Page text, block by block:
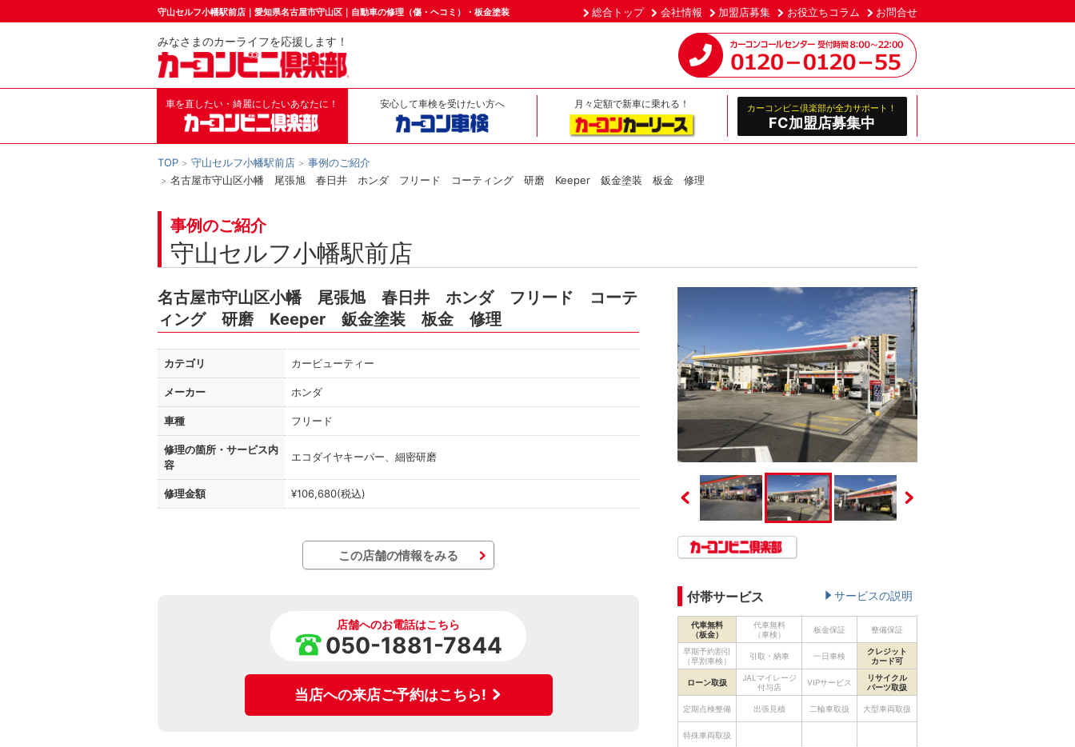
守山セルフ小幡駅前店｜愛知県名古屋市守山区｜自動車の修理（傷・ヘコミ）・板金塗装 総合トップ 会社情報 加盟店募集 お役立ちコラム お問合せ
みなさまのカーライフを応援します！
車を直したい・綺麗にしたいあなたに！ 安心して車検を受けたい方へ 月々定額で新車に乗れる！ カーコンビニ倶楽部が全力サポート！
FC加盟店募集中
TOP 守山セルフ小幡駅前店
事例のご紹介
名古屋市守山区小幡 尾張旭 春日井 ホンダ フリード コーティング 研磨 Keeper 鈑金塗装 板金 修理
事例のご紹介
守山セルフ小幡駅前店
名古屋市守山区小幡 尾張旭 春日井 ホンダ フリード コーテ
ィング 研磨 Keeper 鈑金塗装 板金 修理
カテゴリ カービューティー
メーカー ホンダ
車種 フリード
修理の箇所・ サービス内
容
エコダイヤキーパー、細密研磨
修理金額 ¥106,680(税込)
この店舗の情報をみる
店舗へのお電話はこちら
050-1881-7844
当店への来店ご予約はこちら!
付帯サービス サービスの説明
代車無料
（板金）
代車無料
（車検）
板金保証 整備保証
早期予約割引
（早割車検）
引取・納車 一日車検
クレジット
カード可
ローン取扱
JALマイレージ
付与店
VIPサービス
リサイクル
パーツ取扱
定期点検整備 出張見積 二輪車取扱 大型車両取扱
特殊車両取扱